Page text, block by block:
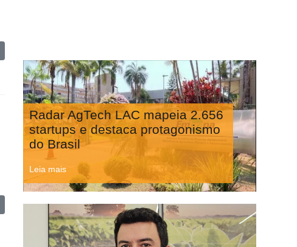
Radar AgTech LAC mapeia 2.656
startups e destaca protagonismo
do Brasil
Leia mais